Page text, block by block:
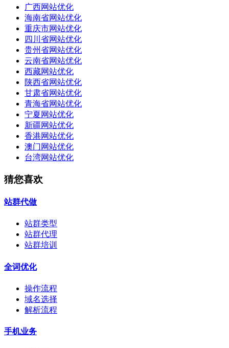
广西网站优化
海南省网站优化
重庆市网站优化
四川省网站优化
贵州省网站优化
云南省网站优化
西藏网站优化
陕西省网站优化
甘肃省网站优化
青海省网站优化
宁夏网站优化
新疆网站优化
香港网站优化
澳门网站优化
台湾网站优化
猜您喜欢
站群代做
站群类型
站群代理
站群培训
全词优化
操作流程
域名选择
解析流程
手机业务